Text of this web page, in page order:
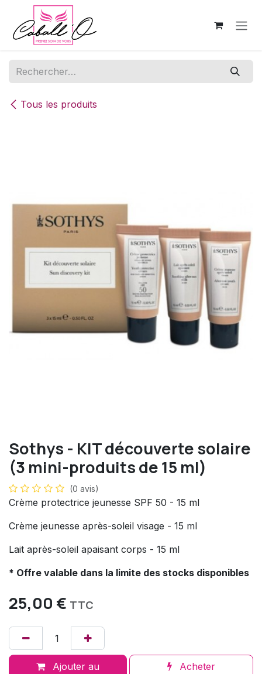
Se rendre au contenu
Tous les produits
Sothys - KIT découverte solaire
(3 mini-produits de 15 ml)
(0 avis)
Crème protectrice jeunesse SPF 50 - 15 ml
Crème jeunesse après-soleil visage - 15 ml
Lait après-soleil apaisant corps - 15 ml
* Offre valable dans la limite des stocks disponibles
25,00 € TTC
Ajouter au
Acheter